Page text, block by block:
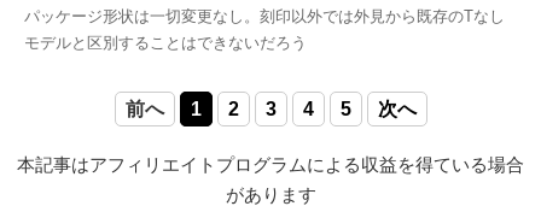
パッケージ形状は一切変更なし。刻印以外では外見から既存のTなし
モデルと区別することはできないだろう
前へ 1 2 3 4 5 次へ
本記事はアフィリエイトプログラムによる収益を得ている場合
があります